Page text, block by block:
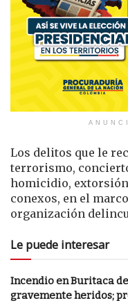
Los delitos que le
terrorismo,
homicidio,
conexos, en el
organización
Le puede interesar
Incendio en Buritaca
gravemente heridos;